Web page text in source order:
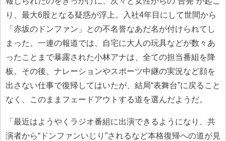
り、最大6股となる疑惑が浮上。入社4年目にして世間から
「赤坂のドンファン」との不名誉なあだ名が付けられてし
まった。一連の報道では、自宅に大人の玩具などが数々あ
ったことまで暴露された小林アナは、全ての担当番組を降
板。その後、ナレーションやスポーツ中継の実況など顔を
出さない仕事で復帰してはいたが、結局“表舞台”に戻ること
なく、このままフェードアウトする道を選んだようだ。
「最近はようやくラジオ番組に出演できるようになり、共
演者から“ドンファンいじり”されるなど本格復帰への道が見